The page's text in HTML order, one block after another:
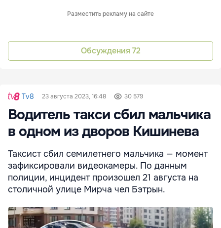
Разместить рекламу на сайте
Обсуждения 72
Tv8 23 августа 2023, 16:48 30 579
Водитель такси сбил мальчика
в одном из дворов Кишинева
Таксист сбил семилетнего мальчика — момент
зафиксировали видеокамеры. По данным
полиции, инцидент произошел 21 августа на
столичной улице Мирча чел Бэтрын.